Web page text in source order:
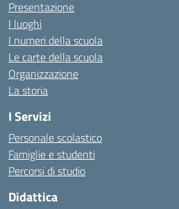
Presentazione
I luoghi
I numeri della scuola
Le carte della scuola
Organizzazione
La storia
I Servizi
Personale scolastico
Famiglie e studenti
Percorsi di studio
Didattica